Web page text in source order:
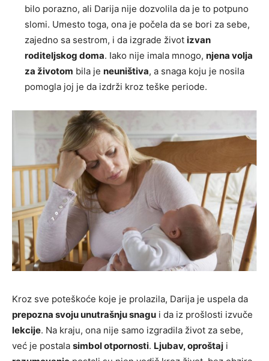
bilo porazno, ali Darija nije dozvolila da je to potpuno
slomi. Umesto toga, ona je počela da se bori za sebe,
zajedno sa sestrom, i da izgrade život izvan
roditeljskog doma. Iako nije imala mnogo, njena volja
za životom bila je neuništiva, a snaga koju je nosila
pomogla joj je da izdrži kroz teške periode.
Kroz sve poteškoće koje je prolazila, Darija je uspela da
prepozna svoju unutrašnju snagu i da iz prošlosti izvuče
lekcije. Na kraju, ona nije samo izgradila život za sebe,
već je postala simbol otpornosti. Ljubav, oproštaj i